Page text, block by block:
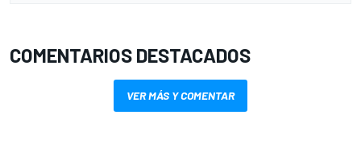
COMENTARIOS DESTACADOS
VER MÁS Y COMENTAR